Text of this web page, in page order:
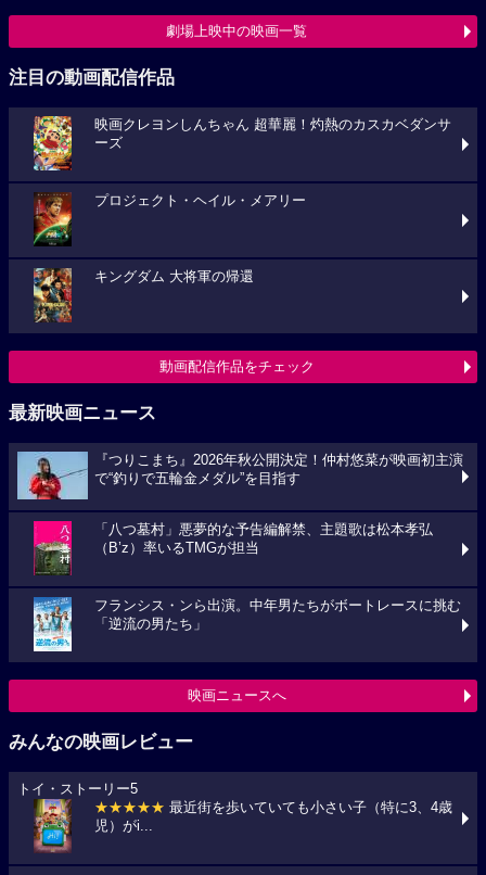
劇場上映中の映画一覧
注目の動画配信作品
映画クレヨンしんちゃん 超華麗！灼熱のカスカベダンサ
ーズ
プロジェクト・ヘイル・メアリー
キングダム 大将軍の帰還
動画配信作品をチェック
最新映画ニュース
『つりこまち』2026年秋公開決定！仲村悠菜が映画初主演
で“釣りで五輪金メダル”を目指す
「八つ墓村」悪夢的な予告編解禁、主題歌は松本孝弘
（B’z）率いるTMGが担当
フランシス・ンら出演。中年男たちがボートレースに挑む
「逆流の男たち」
映画ニュースへ
みんなの映画レビュー
トイ・ストーリー5
★★★★★ 最近街を歩いていても小さい子（特に3、4歳
児）がi...